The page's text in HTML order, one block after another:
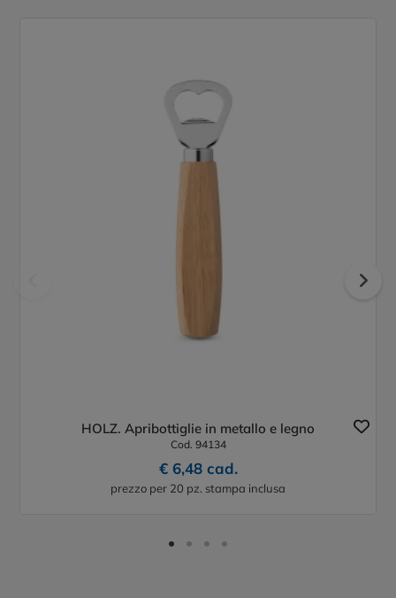
HOLZ. Apribottiglie in metallo e legno
Cod. 94134
€ 6,48 cad.
prezzo per 20 pz. stampa inclusa